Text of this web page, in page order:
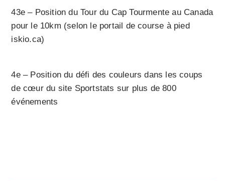
43e – Position du Tour du Cap Tourmente au Canada
pour le 10km (selon le portail de course à pied
iskio.ca)
4e – Position du défi des couleurs dans les coups
de cœur du site Sportstats sur plus de 800
événements